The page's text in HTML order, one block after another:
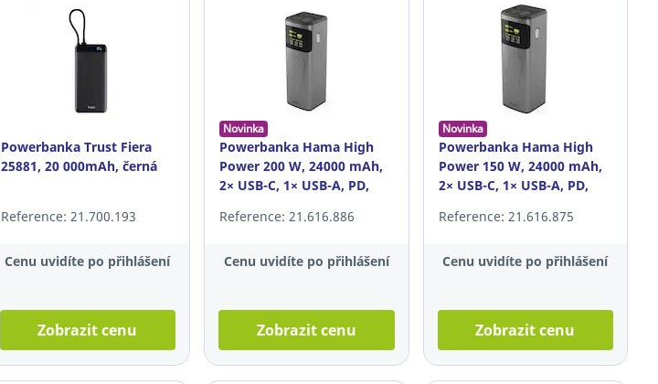
Powerbanka Trust Fiera
25881, 20 000mAh, černá
Reference: 21.700.193
Cenu uvidíte po přihlášení
Zobrazit cenu
Novinka
Powerbanka Hama High
Power 200 W, 24000 mAh,
2× USB-C, 1× USB-A, PD,
Reference: 21.616.886
Cenu uvidíte po přihlášení
Zobrazit cenu
Novinka
Powerbanka Hama High
Power 150 W, 24000 mAh,
2× USB-C, 1× USB-A, PD,
Reference: 21.616.875
Cenu uvidíte po přihlášení
Zobrazit cenu